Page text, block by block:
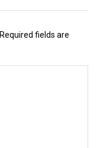
Required fields are